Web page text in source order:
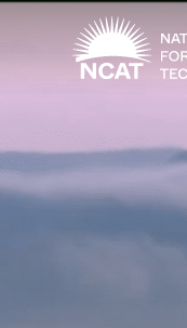
Ir al contenido